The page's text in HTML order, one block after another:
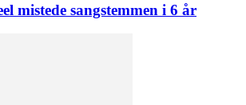
mistede sangstemmen i 6 år